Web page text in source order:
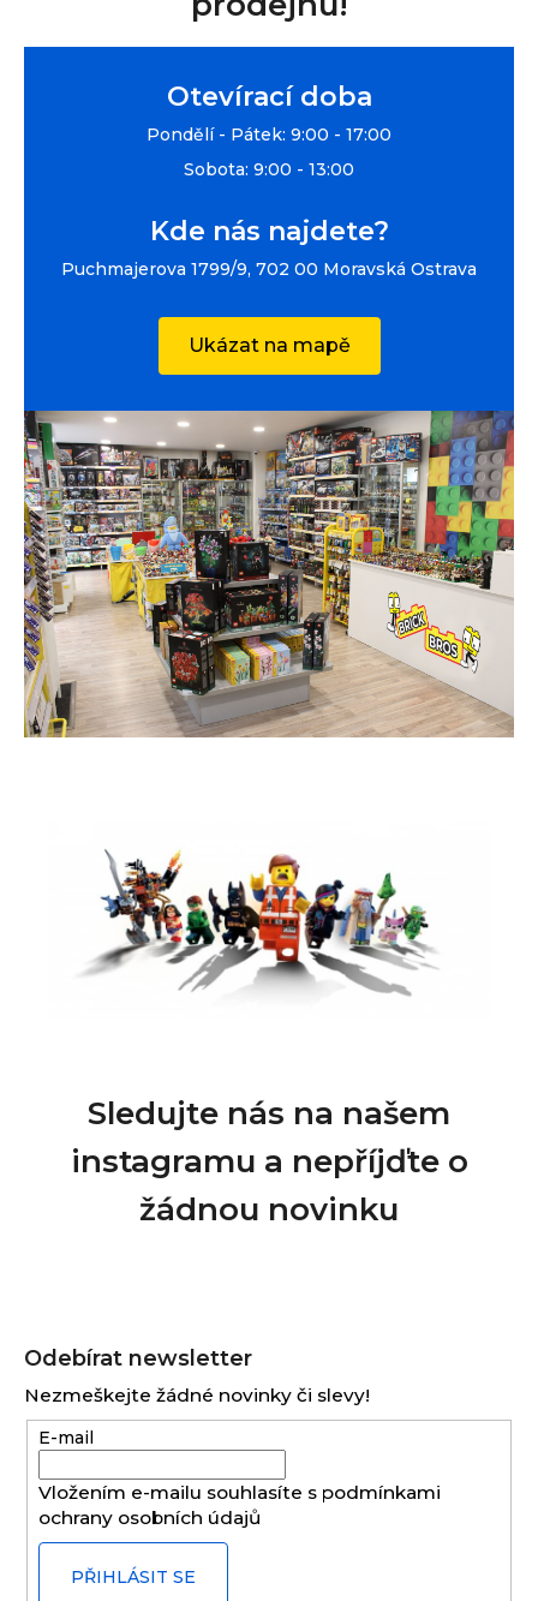
Otevírací doba
Pondělí - Pátek: 9:00 - 17:00
Sobota: 9:00 - 13:00
Kde nás najdete?
Puchmajerova 1799/9, 702 00 Moravská Ostrava
Ukázat na mapě
Sledujte nás na našem
instagramu a nepříjďte o
žádnou novinku
Odebírat newsletter
Nezmeškejte žádné novinky či slevy!
E-mail
Vložením e-mailu souhlasíte s podmínkami
ochrany osobních údajů
PŘIHLÁSIT SE